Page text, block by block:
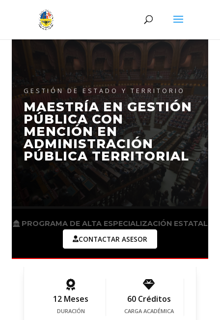
GESTIÓN DE ESTADO Y TERRITORIO
MAESTRÍA EN GESTIÓN
PÚBLICA CON
MENCIÓN EN
ADMINISTRACIÓN
PÚBLICA TERRITORIAL
PROGRAMA DE ALTA ESPECIALIZACIÓN ESTATAL
CONTACTAR ASESOR
12 Meses
DURACIÓN
60 Créditos
CARGA ACADÉMICA